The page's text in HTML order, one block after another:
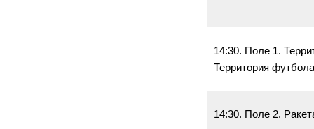
14:30. Поле 1.
Территория
14:30. Поле 2.